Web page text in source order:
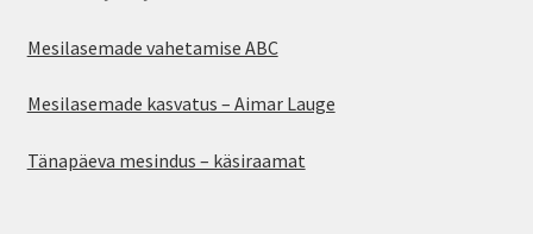
Mesilasemade vahetamise ABC
Mesilasemade kasvatus – Aimar Lauge
Tänapäeva mesindus – käsiraamat